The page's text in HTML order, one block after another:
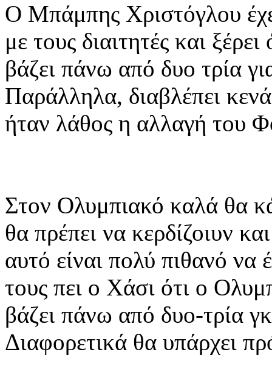
Ο Μπάμπης Χριστόγλου
με τους διαιτητές και
βάζει πάνω από δυο τρία
Παράλληλα, διαβλέπει
ήταν λάθος η αλλαγή του
Στον Ολυμπιακό καλά θα
θα πρέπει να κερδίζοιυν
αυτό είναι πολύ πιθανό
τους πει ο Χάσι ότι ο
βάζει πάνω από δυο-τρία
Διαφορετικά θα υπάρχει